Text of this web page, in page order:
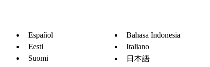
Español
Eesti
Suomi
Bahasa Indonesia
Italiano
日本語